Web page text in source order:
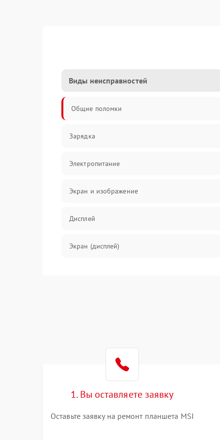
Виды неисправностей
Общие поломки
Зарядка
Электропитание
Экран и изображение
Дисплей
Экран (дисплей)
Влага и механические повреждения
Сеть и интернет
1. Вы оставляете заявку
Оставьте заявку на ремонт планшета MSI